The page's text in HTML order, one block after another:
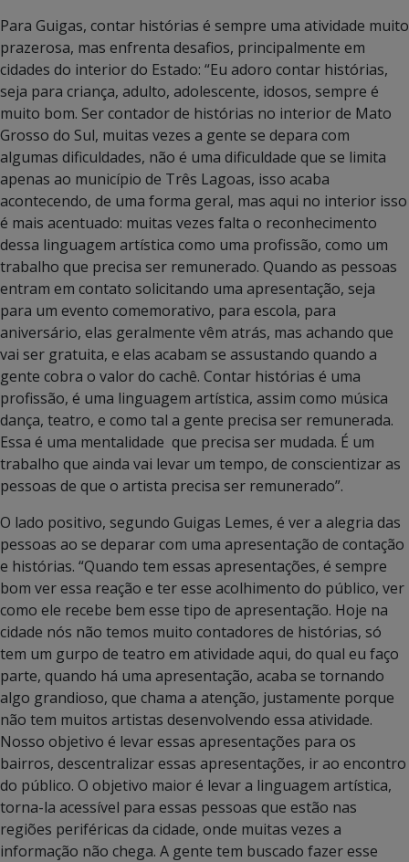
Para Guigas, contar histórias é sempre uma atividade muito
prazerosa, mas enfrenta desafios, principalmente em
cidades do interior do Estado: “Eu adoro contar histórias,
seja para criança, adulto, adolescente, idosos, sempre é
muito bom. Ser contador de histórias no interior de Mato
Grosso do Sul, muitas vezes a gente se depara com
algumas dificuldades, não é uma dificuldade que se limita
apenas ao município de Três Lagoas, isso acaba
acontecendo, de uma forma geral, mas aqui no interior isso
é mais acentuado: muitas vezes falta o reconhecimento
dessa linguagem artística como uma profissão, como um
trabalho que precisa ser remunerado. Quando as pessoas
entram em contato solicitando uma apresentação, seja
para um evento comemorativo, para escola, para
aniversário, elas geralmente vêm atrás, mas achando que
vai ser gratuita, e elas acabam se assustando quando a
gente cobra o valor do cachê. Contar histórias é uma
profissão, é uma linguagem artística, assim como música
dança, teatro, e como tal a gente precisa ser remunerada.
Essa é uma mentalidade que precisa ser mudada. É um
trabalho que ainda vai levar um tempo, de conscientizar as
pessoas de que o artista precisa ser remunerado”.
O lado positivo, segundo Guigas Lemes, é ver a alegria das
pessoas ao se deparar com uma apresentação de contação
e histórias. “Quando tem essas apresentações, é sempre
bom ver essa reação e ter esse acolhimento do público, ver
como ele recebe bem esse tipo de apresentação. Hoje na
cidade nós não temos muito contadores de histórias, só
tem um gurpo de teatro em atividade aqui, do qual eu faço
parte, quando há uma apresentação, acaba se tornando
algo grandioso, que chama a atenção, justamente porque
não tem muitos artistas desenvolvendo essa atividade.
Nosso objetivo é levar essas apresentações para os
bairros, descentralizar essas apresentações, ir ao encontro
do público. O objetivo maior é levar a linguagem artística,
torna-la acessível para essas pessoas que estão nas
regiões periféricas da cidade, onde muitas vezes a
informação não chega. A gente tem buscado fazer esse